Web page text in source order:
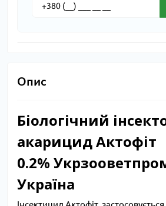
Опис
Біологічний
акарицид Актофіт
0.2%
Україна